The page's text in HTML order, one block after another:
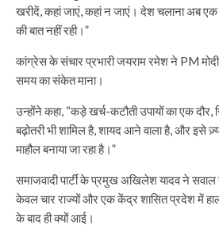
खरीदें, कहां जाएं, कहां न जाएं। देश चलाना अब
की बात नहीं रही।”
कांग्रेस के संचार प्रभारी जयराम रमेश ने PM
समय का संकेत माना।
उन्होंने कहा, “कड़े खर्च-कटौती उपायों का एक
बढ़ोतरी भी शामिल है, शायद आने वाला है, और इसे
माहौल बनाया जा रहा है।”
समाजवादी पार्टी के प्रमुख अखिलेश यादव ने सवाल
केवल चार राज्यों और एक केंद्र शासित प्रदेश में
के बाद ही क्यों आई।